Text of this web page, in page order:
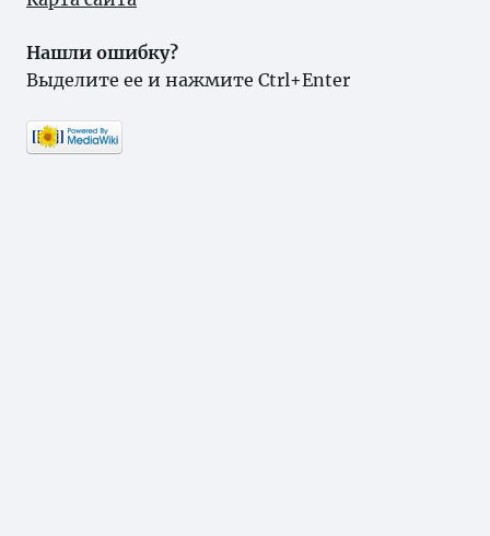
Нашли ошибку?
Выделите ее и нажмите Ctrl+Enter